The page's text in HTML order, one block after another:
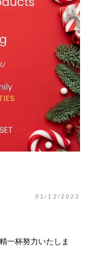
01/12/2022
一杯努力いたしま